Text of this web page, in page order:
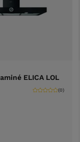
ELICA LOL
(0)